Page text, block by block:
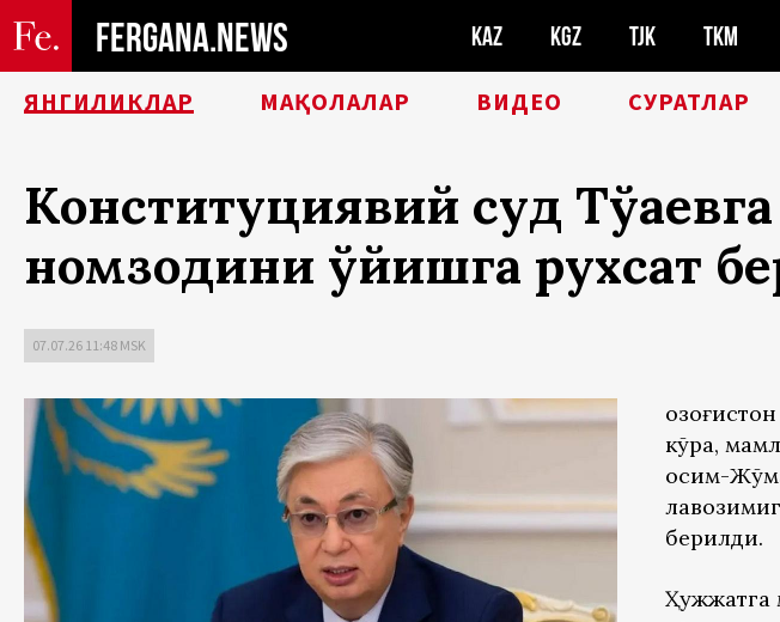
FERGANA.NEWS KAZ KGZ TJK TKM
ЯНГИЛИКЛАР МАҚОЛАЛАР ВИДЕО СУРАТЛАР
Конституциявий суд
номзодини қўйишга рухсат
07.07.26 11:48 MSK
кўра,
Қосим-
берилди.
Ҳужжатга